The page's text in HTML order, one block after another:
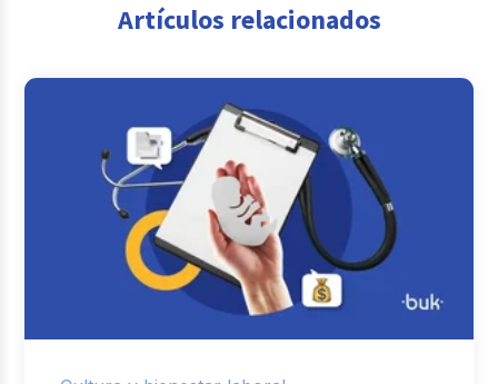
Artículos relacionados